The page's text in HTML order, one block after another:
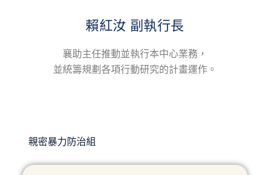
賴紅汝 副執行長
襄助主任推動並執行本中心業務，
並統籌規劃各項行動研究的計畫運作。
親密暴力防治組